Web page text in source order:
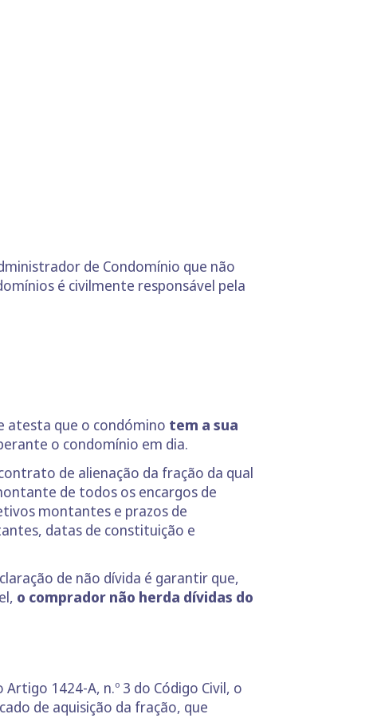
de Condomínio que não
é civilmente responsável pela
atesta que o condómino tem a sua
o condomínio em dia.
de alienação da fração da qual
de todos os encargos de
montantes e prazos de
datas de constituição e
de não dívida é garantir que,
o comprador não herda dívidas do
1424-A, n.º 3 do Código Civil, o
de aquisição da fração, que